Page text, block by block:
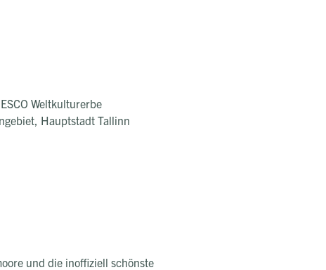
Weltkulturerbe
Hauptstadt Tallinn
und die inoffiziell schönste